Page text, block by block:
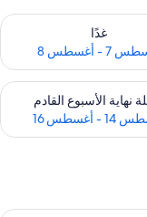
غدًا
7 - أغسطس 8
التوفر لغد للفترة أغسطس
أغسطس 7 - أغسطس 9
نهاية الأسبوع القادم
- أغسطس 16
التوفر لعطلة نهاية